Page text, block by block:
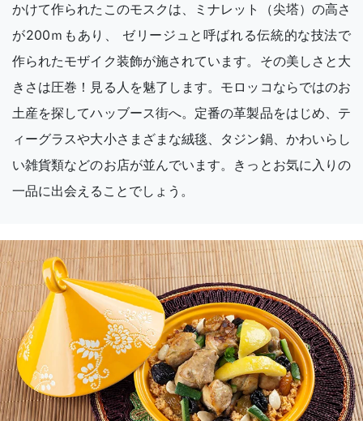
かけて作られたこのモスクは、ミナレット（尖塔）の高さ
が200ｍもあり、 ゼリージュと呼ばれる伝統的な技法で
作られたモザイク装飾が施されています。その美しさと大
きさは圧巻！見る人を魅了します。モロッコならではのお
土産を探してハッブース街へ。定番の革製品をはじめ、テ
ィーグラスや大小さまざまな絨毯、タジン鍋、かわいらし
い雑貨類などのお店が並んでいます。きっとお気に入りの
一品に出会えることでしょう。